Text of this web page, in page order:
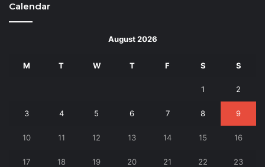
Calendar
August 2026
M T W T F S S
1 2
3 4 5 6 7 8 9
10 11 12 13 14 15 16
17 18 19 20 21 22 23